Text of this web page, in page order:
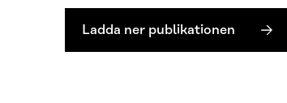
Ladda ner publikationen